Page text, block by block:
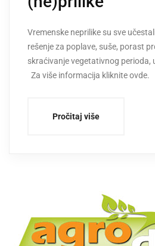
Vremenske neprilike su sve
rešenje za poplave, suše, porast
skraćivanje vegetativnog perioda,
Za više informacija kliknite ovde.
Pročitaj više